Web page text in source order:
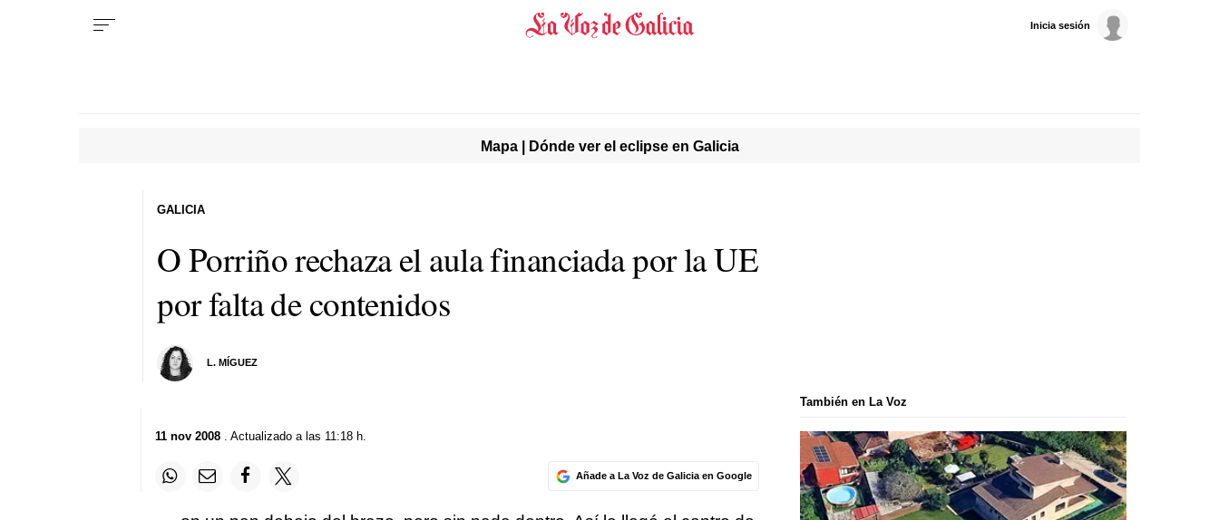
Inicia sesión
Mapa | Dónde ver el eclipse en Galicia
O Porriño rechaza el aula financiada por la UE
por falta de contenidos
L. MÍGUEZ
GALICIA
11 nov 2008. Actualizado a las 11:18 h.
Añade a La Voz de Galicia en Google
También en La Voz